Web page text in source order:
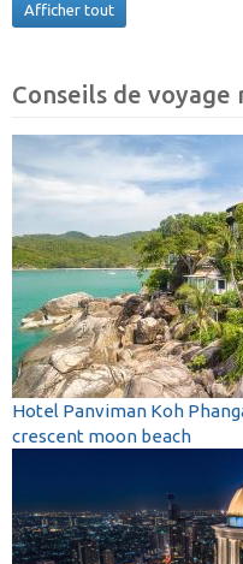
Afficher tout
Conseils de voyage
Hotel Panviman Koh
crescent moon beach